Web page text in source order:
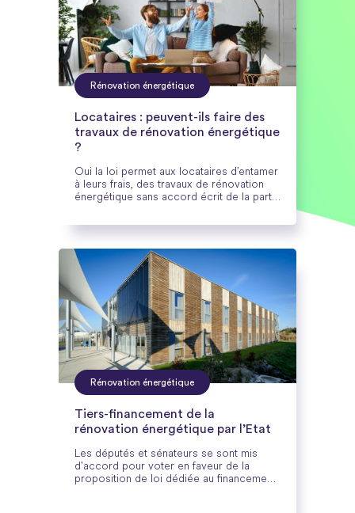
Rénovation énergétique
Locataires : peuvent-ils faire des
travaux de rénovation énergétique
?
Oui la loi permet aux locataires d’entamer
à leurs frais, des travaux de rénovation
énergétique sans accord écrit de la part
Rénovation énergétique
Tiers-financement de la
rénovation énergétique par l’Etat
Les députés et sénateurs se sont mis
d'accord pour voter en faveur de la
proposition de loi dédiée au financement